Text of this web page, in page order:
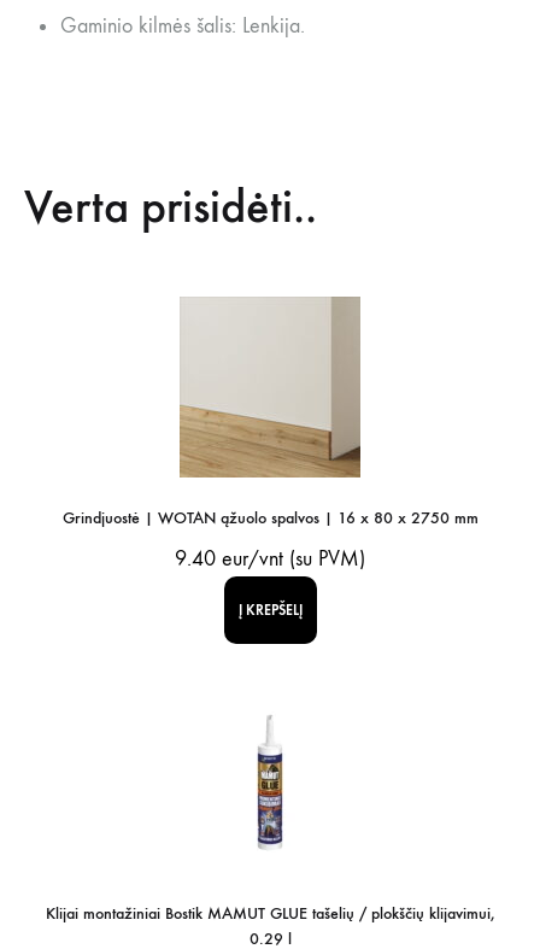
Gaminio kilmės šalis: Lenkija.
Verta prisidėti..
Grindjuostė | WOTAN ąžuolo spalvos | 16 x 80 x 2750 mm
9.40 eur/vnt (su PVM)
Į KREPŠELĮ
Klijai montažiniai Bostik MAMUT GLUE tašelių / plokščių klijavimui,
0.29 l